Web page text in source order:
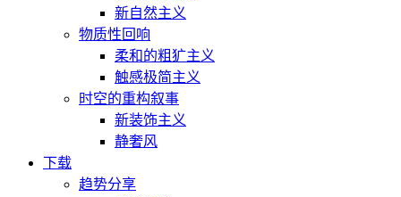
新自然主义
物质性回响
柔和的粗犷主义
触感极简主义
时空的重构叙事
新装饰主义
静奢风
下载
趋势分享